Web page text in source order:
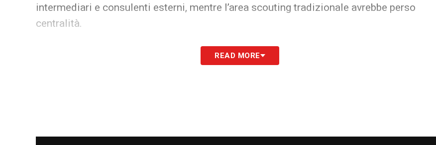
intermediari e consulenti esterni, mentre l’area scouting tradizionale avrebbe perso
centralità.
Ultime notizie Calciomercato LIVE: tutte le novità del giorno
Liverpoolsarebbe stata sottovalutata.
READ MORE